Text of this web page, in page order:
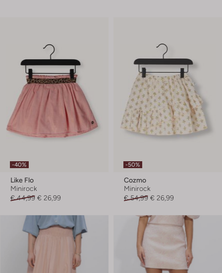
-40%
Like Flo
Minirock
€ 44,99 € 26,99
-50%
Cozmo
Minirock
€ 54,99 € 26,99